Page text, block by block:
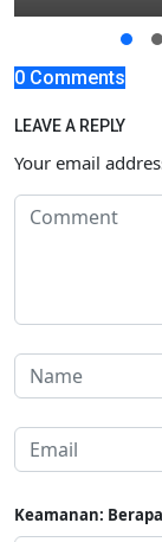
0 Comments
LEAVE A REPLY
Your email
Keamanan: Berapa